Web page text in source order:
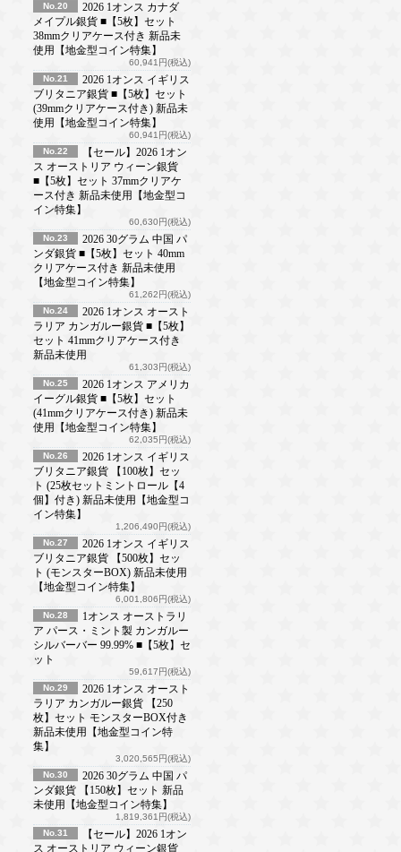
No.20
2026 1オンス カナダ
メイプル銀貨 ■【5枚】セット
38mmクリアケース付き 新品未
使用【地金型コイン特集】
60,941円(税込)
No.21
2026 1オンス イギリス
ブリタニア銀貨 ■【5枚】セット
(39mmクリアケース付き) 新品未
使用【地金型コイン特集】
60,941円(税込)
No.22
【セール】2026 1オン
ス オーストリア ウィーン銀貨
■【5枚】セット 37mmクリアケ
ース付き 新品未使用【地金型コ
イン特集】
60,630円(税込)
No.23
2026 30グラム 中国 パ
ンダ銀貨 ■【5枚】セット 40mm
クリアケース付き 新品未使用
【地金型コイン特集】
61,262円(税込)
No.24
2026 1オンス オースト
ラリア カンガルー銀貨 ■【5枚】
セット 41mmクリアケース付き
新品未使用
61,303円(税込)
No.25
2026 1オンス アメリカ
イーグル銀貨 ■【5枚】セット
(41mmクリアケース付き) 新品未
使用【地金型コイン特集】
62,035円(税込)
No.26
2026 1オンス イギリス
ブリタニア銀貨 【100枚】セッ
ト (25枚セットミントロール【4
個】付き) 新品未使用【地金型コ
イン特集】
1,206,490円(税込)
No.27
2026 1オンス イギリス
ブリタニア銀貨 【500枚】セッ
ト (モンスターBOX) 新品未使用
【地金型コイン特集】
6,001,806円(税込)
No.28
1オンス オーストラリ
ア パース・ミント製 カンガルー
シルバーバー 99.99% ■【5枚】セ
ット
59,617円(税込)
No.29
2026 1オンス オースト
ラリア カンガルー銀貨 【250
枚】セット モンスターBOX付き
新品未使用【地金型コイン特
集】
3,020,565円(税込)
No.30
2026 30グラム 中国 パ
ンダ銀貨 【150枚】セット 新品
未使用【地金型コイン特集】
1,819,361円(税込)
No.31
【セール】2026 1オン
ス オーストリア ウィーン銀貨